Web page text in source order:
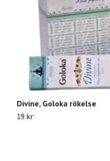
Divine, Goloka rökelse
19 kr